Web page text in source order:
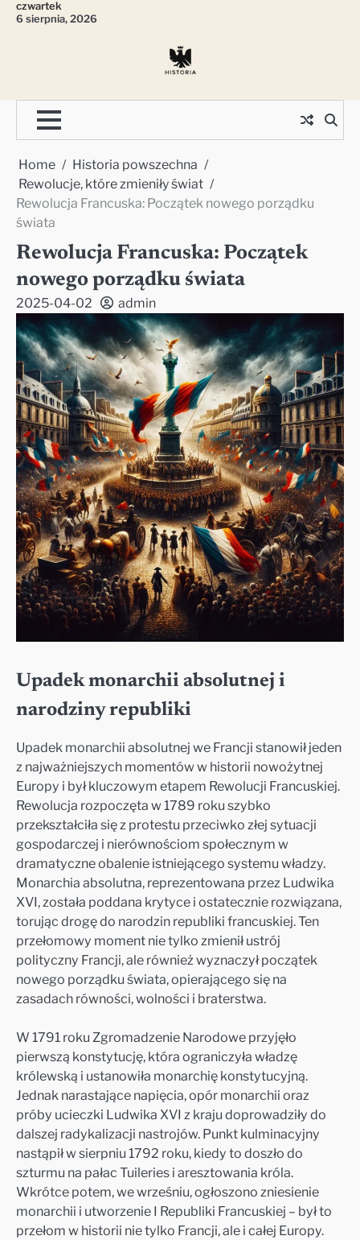
Skipczwartek
6 sierpnia, 2026
Home
Historia powszechna
Rewolucje, które zmieniły świat
Rewolucja Francuska: Początek nowego porządku
świata
Rewolucja Francuska: Początek
nowego porządku świata
2025-04-02 admin
Upadek monarchii absolutnej i
narodziny republiki
Upadek monarchii absolutnej we Francji stanowił jeden
z najważniejszych momentów w historii nowożytnej
Europy i był kluczowym etapem Rewolucji Francuskiej.
Rewolucja rozpoczęta w 1789 roku szybko
przekształciła się z protestu przeciwko złej sytuacji
gospodarczej i nierównościom społecznym w
dramatyczne obalenie istniejącego systemu władzy.
Monarchia absolutna, reprezentowana przez Ludwika
XVI, została poddana krytyce i ostatecznie rozwiązana,
torując drogę do narodzin republiki francuskiej. Ten
przełomowy moment nie tylko zmienił ustrój
polityczny Francji, ale również wyznaczył początek
nowego porządku świata, opierającego się na
zasadach równości, wolności i braterstwa.
W 1791 roku Zgromadzenie Narodowe przyjęło
pierwszą konstytucję, która ograniczyła władzę
królewską i ustanowiła monarchię konstytucyjną.
Jednak narastające napięcia, opór monarchii oraz
próby ucieczki Ludwika XVI z kraju doprowadziły do
dalszej radykalizacji nastrojów. Punkt kulminacyjny
nastąpił w sierpniu 1792 roku, kiedy to doszło do
szturmu na pałac Tuileries i aresztowania króla.
Wkrótce potem, we wrześniu, ogłoszono zniesienie
monarchii i utworzenie I Republiki Francuskiej – był to
przełom w historii nie tylko Francji, ale i całej Europy.